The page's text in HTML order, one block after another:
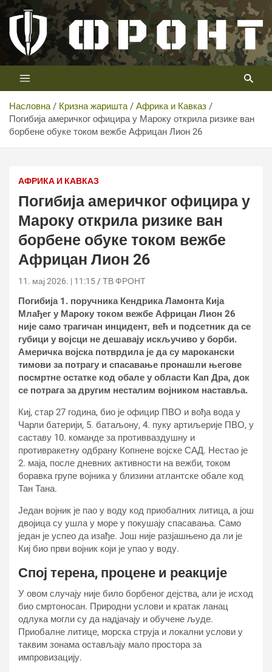
Скип
цонтент
Телевизија ФРОНТ
Први војни канал у Србији
Насловна Кризна жаришта
Африка и Кавказ
Погибија америчког официра у Мароку открила ризике ван
борбене обуке током вежбе Африцан Лион 26
АФРИКА И КАВКАЗ
Погибија америчког официра у
Мароку открила ризике ван
борбене обуке током вежбе
Африцан Лион 26
11. мај 2026. | 11:15 ТВ ФРОНТ
Погибија 1. поручника Кендрика Ламонта Кија
Млађег у Мароку током вежбе Африцан Лион 26
није само трагичан инцидент, већ и подсетник да се
губици у војсци не дешавају искључиво у борби.
Америчка војска потврдила је да су марокански
тимови за потрагу и спасавање пронашли његове
посмртне остатке код обале у области Кап Дра, док
се потрага за другим несталим војником наставља.
Киј, стар 27 година, био је официр ПВО и вођа вода у
Чарли батерији, 5. батаљону, 4. пуку артиљерије ПВО, у
саставу 10. команде за противваздушну и
противракетну одбрану Копнене војске САД. Нестао је
2. маја, после дневних активности на вежби, током
боравка групе војника у близини атлантске обале код
Тан Тана.
Један војник је пао у воду код приобалних литица, а још
двојица су ушла у море у покушају спасавања. Само
један је успео да изађе. Још није разјашњено да ли је
Киј био први војник који је упао у воду.
Спој терена, процене и реакције
У овом случају није било борбеног дејства, али је исход
био смртоносан. Природни услови и кратак ланац
одлука могли су да надјачају и обучене људе.
Приобалне литице, морска струја и локални услови у
таквим зонама остављају мало простора за
импровизацију.